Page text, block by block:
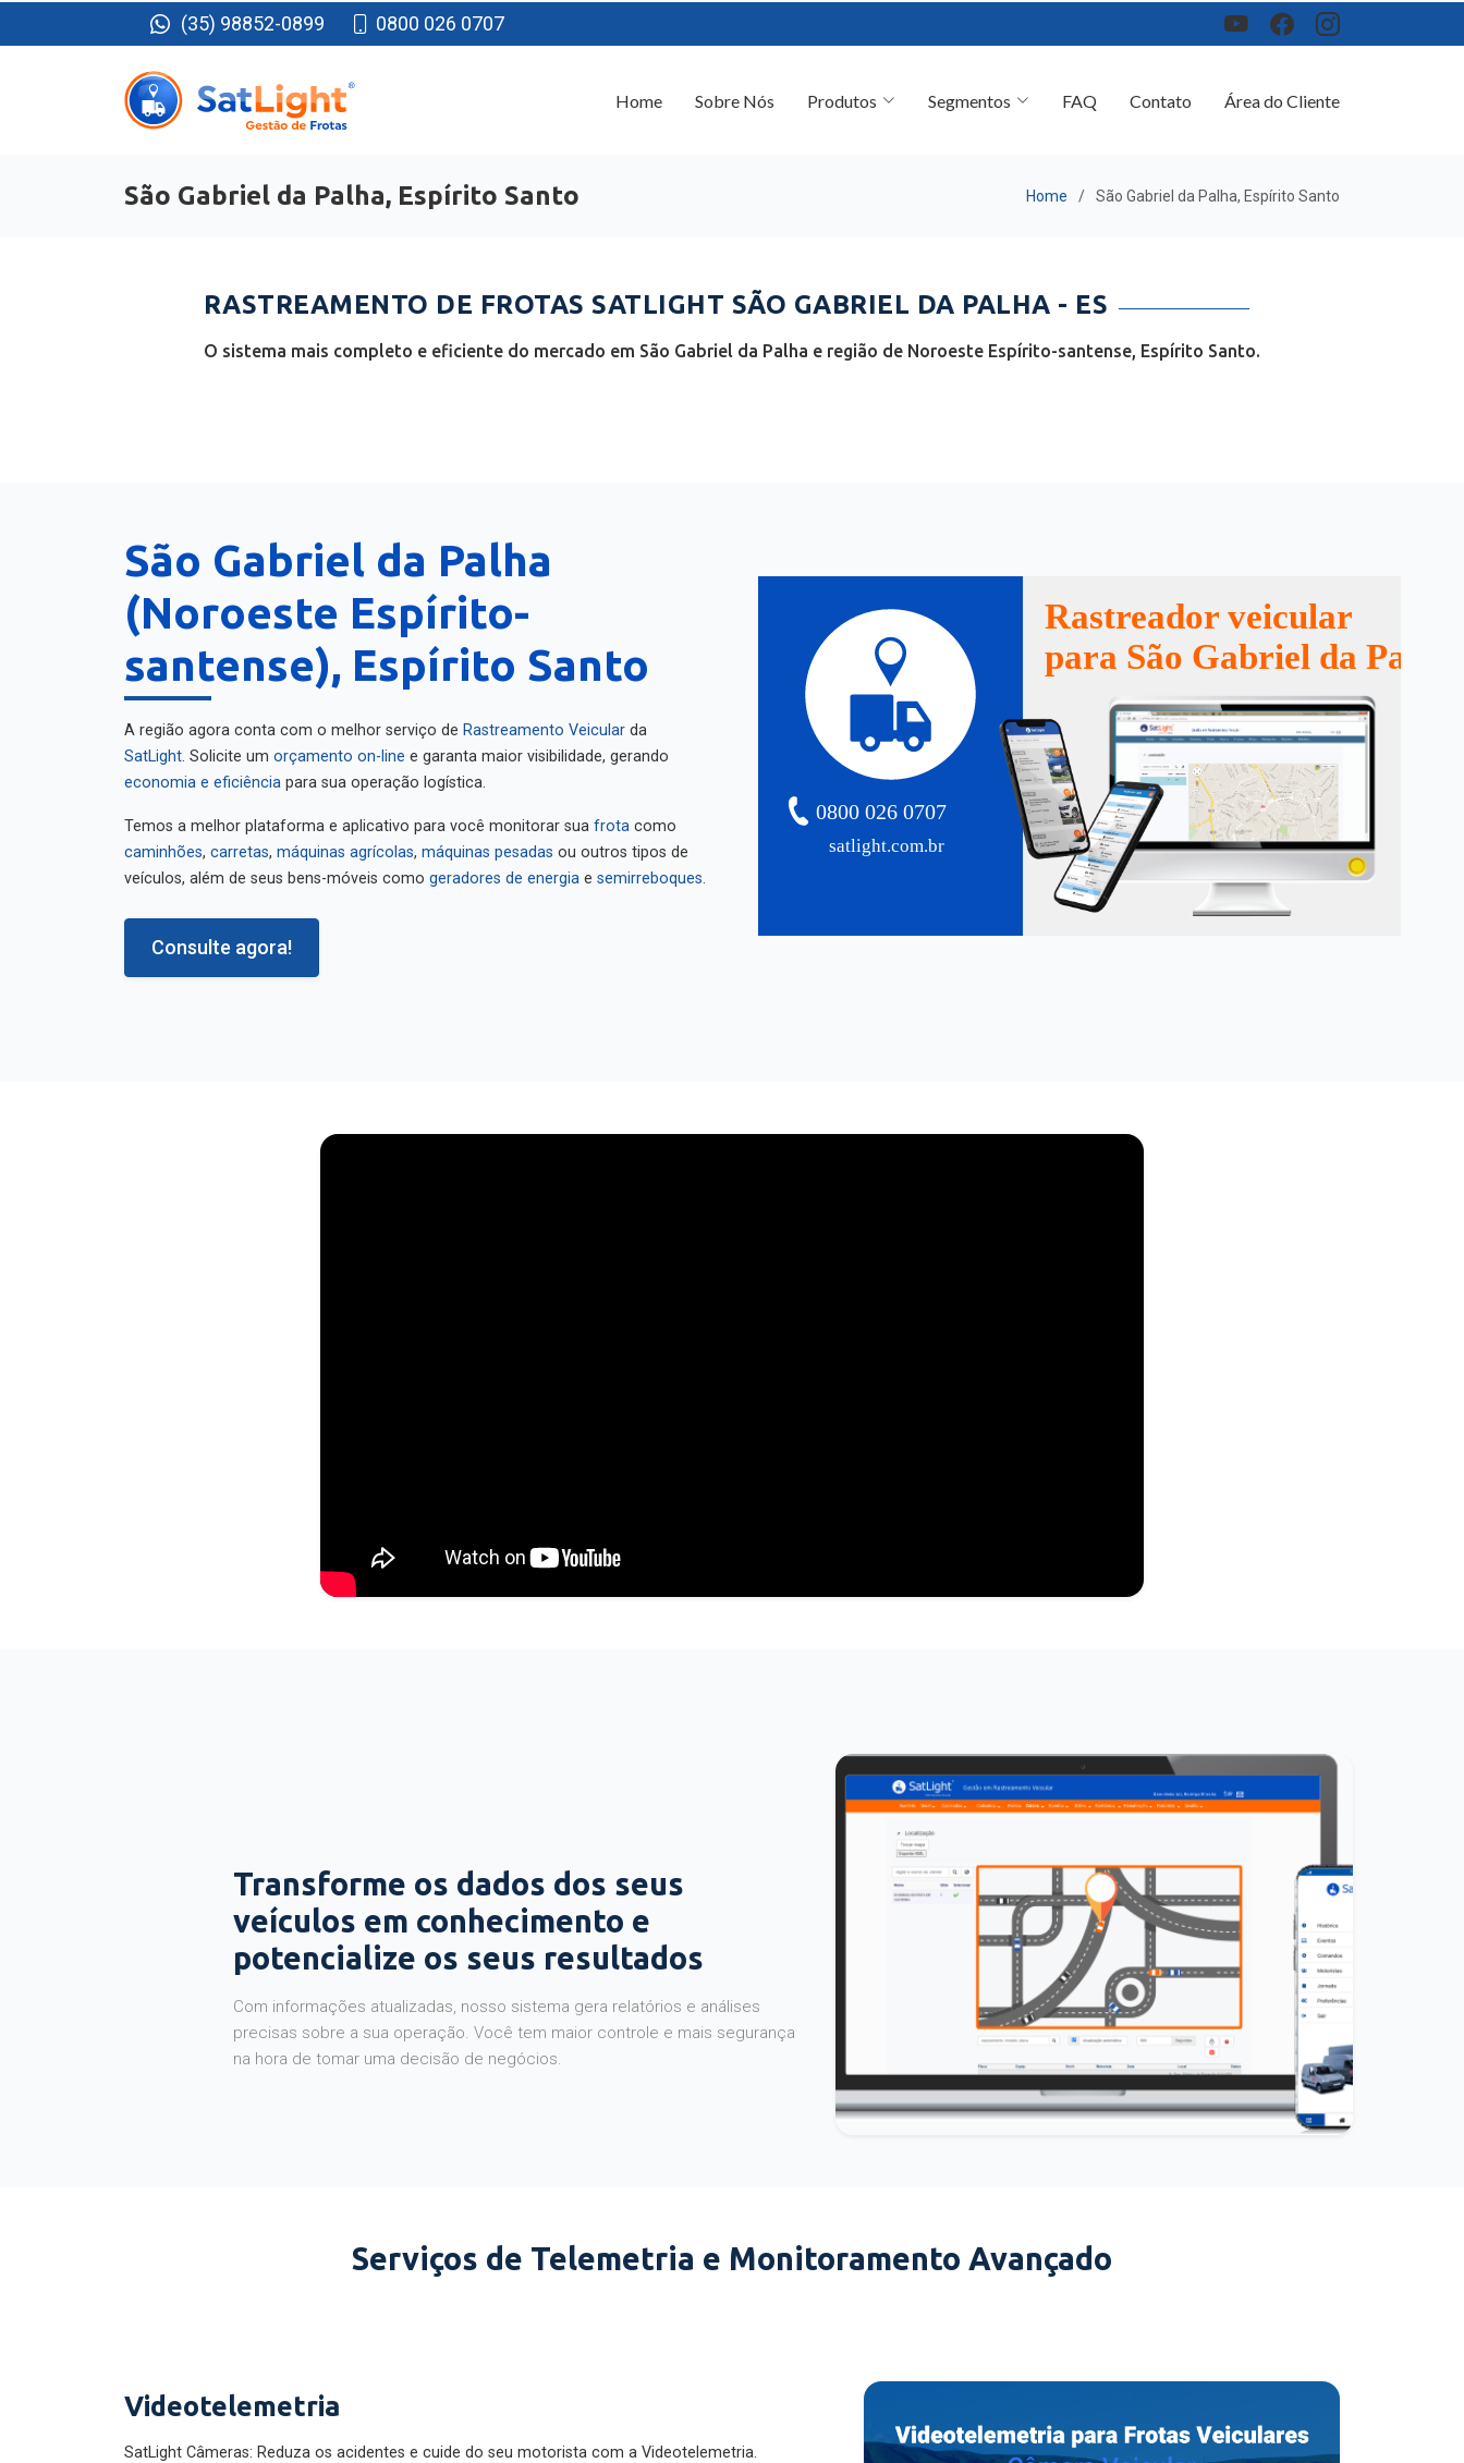
(35) 98852-0899 0800 026 0707
Home Sobre Nós Produtos Segmentos FAQ Contato Área do Cliente
São Gabriel da Palha, Espírito Santo Home São Gabriel da Palha, Espírito Santo
RASTREAMENTO DE FROTAS SATLIGHT SÃO GABRIEL DA PALHA - ES
O sistema mais completo e eficiente do mercado em São Gabriel da Palha e região de Noroeste Espírito-santense, Espírito Santo.
São Gabriel da Palha
(Noroeste Espírito-
santense), Espírito Santo
A região agora conta com o melhor serviço de Rastreamento Veicular da
SatLight . Solicite um orçamento on-line e garanta maior visibilidade, gerando
economia e eficiência para sua operação logística.
Temos a melhor plataforma e aplicativo para você monitorar sua frota como
caminhões carretas máquinas agrícolas máquinas pesadas ou outros tipos de
veículos, além de seus bens-móveis como geradores de energia e semirreboques
Consulte agora!
satlight.com.br
0800 026 0707
Rastreador veicular
para São Gabriel da Palha
Transforme os dados dos seus
veículos em conhecimento e
potencialize os seus resultados
Com informações atualizadas, nosso sistema gera relatórios e análises
precisas sobre a sua operação. Você tem maior controle e mais segurança
na hora de tomar uma decisão de negócios.
Serviços de Telemetria e Monitoramento Avançado
Videotelemetria
SatLight Câmeras: Reduza os acidentes e cuide do seu motorista com a Videotelemetria.